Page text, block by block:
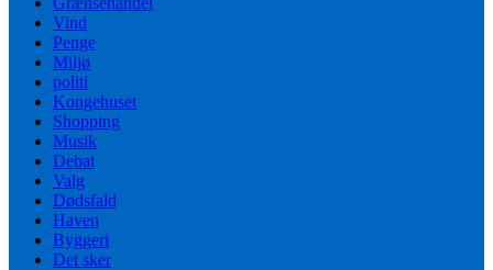
Vind
Penge
Miljø
politi
Kongehuset
Shopping
Musik
Debat
Valg
Dødsfald
Haven
Byggeri
Det sker